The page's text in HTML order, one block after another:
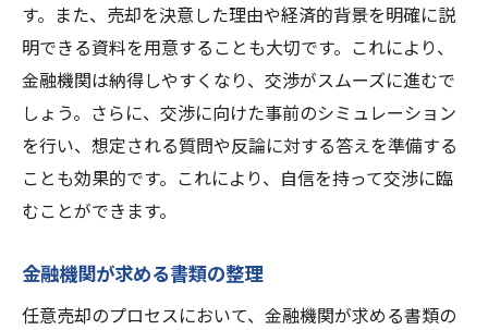
す。また、売却を決意した理由や経済的背景を明確に説
明できる資料を用意することも大切です。これにより、
金融機関は納得しやすくなり、交渉がスムーズに進むで
しょう。さらに、交渉に向けた事前のシミュレーション
を行い、想定される質問や反論に対する答えを準備する
ことも効果的です。これにより、自信を持って交渉に臨
むことができます。
金融機関が求める書類の整理
任意売却のプロセスにおいて、金融機関が求める書類の